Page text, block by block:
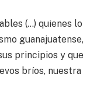
(…) quienes lo
guanajuatense,
principios y que
bríos, nuestra